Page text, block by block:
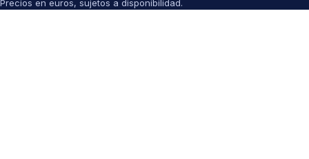
Precios en euros, sujetos a disponibilidad.